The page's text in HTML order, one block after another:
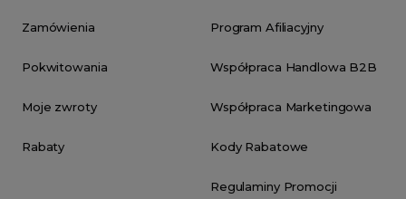
Zamówienia
Pokwitowania
Moje zwroty
Rabaty
Program Afiliacyjny
Współpraca Handlowa B2B
Współpraca Marketingowa
Kody Rabatowe
Regulaminy Promocji